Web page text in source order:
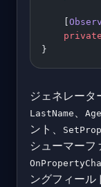
    [
    private
}
ジェネレータ
LastName 、 Age
ント、
シューマーフ
ングフィール